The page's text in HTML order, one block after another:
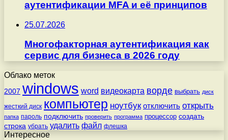
аутентификации MFA и её принципов
25.07.2026
Многофакторная аутентификация как
сервис для бизнеса в 2026 году
Облако меток
2007 windows word видеокарта ворде выбрать диск
жесткий диск компьютер ноутбук отключить открыть
папка пароль подключить проверить программа процессор создать
строка убрать удалить файл флешка
Интересное